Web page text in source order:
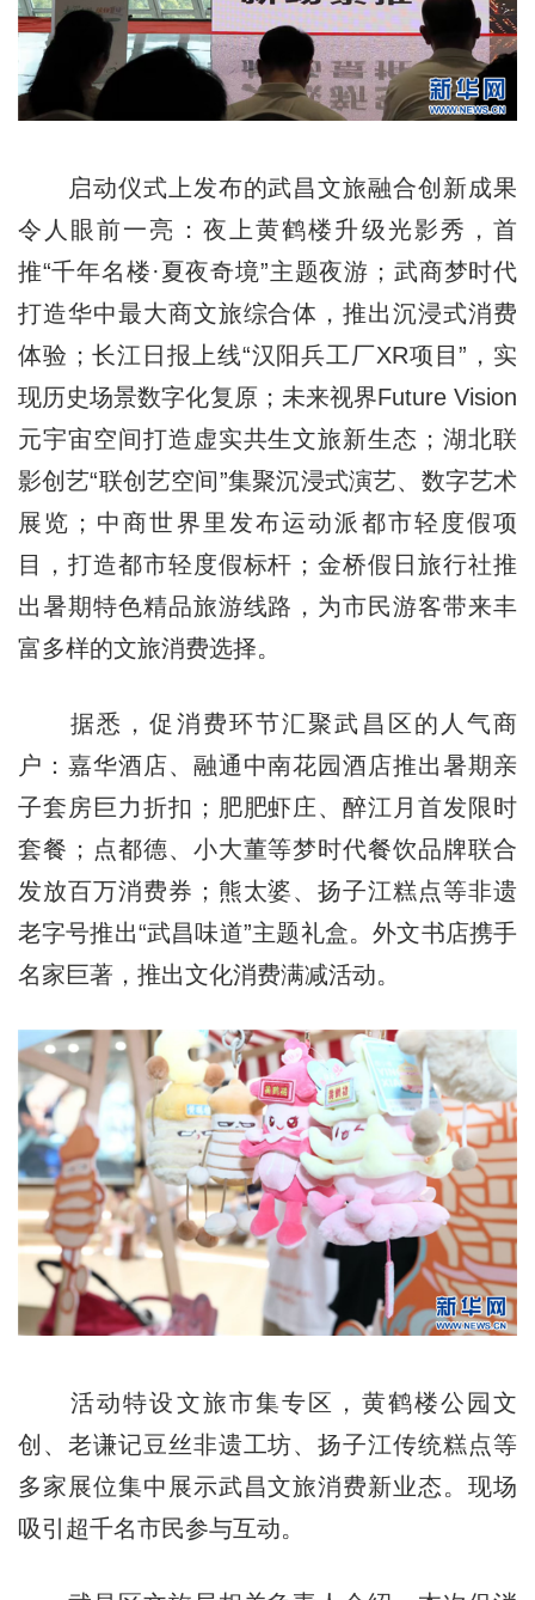
启动仪式上发布的武昌文旅融合创新成果
令人眼前一亮：夜上黄鹤楼升级光影秀，首
推“千年名楼·夏夜奇境”主题夜游；武商梦时代
打造华中最大商文旅综合体，推出沉浸式消费
体验；长江日报上线“汉阳兵工厂XR项目”，实
现历史场景数字化复原；未来视界Future Vision
元宇宙空间打造虚实共生文旅新生态；湖北联
影创艺“联创艺空间”集聚沉浸式演艺、数字艺术
展览；中商世界里发布运动派都市轻度假项
目，打造都市轻度假标杆；金桥假日旅行社推
出暑期特色精品旅游线路，为市民游客带来丰
富多样的文旅消费选择。
据悉，促消费环节汇聚武昌区的人气商
户：嘉华酒店、融通中南花园酒店推出暑期亲
子套房巨力折扣；肥肥虾庄、醉江月首发限时
套餐；点都德、小大董等梦时代餐饮品牌联合
发放百万消费券；熊太婆、扬子江糕点等非遗
老字号推出“武昌味道”主题礼盒。外文书店携手
名家巨著，推出文化消费满减活动。
活动特设文旅市集专区，黄鹤楼公园文
创、老谦记豆丝非遗工坊、扬子江传统糕点等
多家展位集中展示武昌文旅消费新业态。现场
吸引超千名市民参与互动。